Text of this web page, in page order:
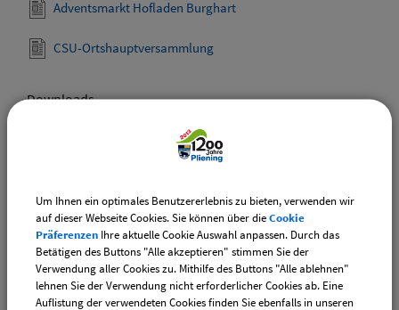
Adventsmarkt Hofladen Burghart
CSU-Ortshauptversammlung
Downloads
Den gewählten Termin als VCS-Kalenderdatei
downloaden
Drucken
Um Ihnen ein optimales Benutzererlebnis zu bieten, verwenden wir
auf dieser Webseite Cookies. Sie können über dieCookie
Präferenzen Ihre aktuelle Cookie Auswahl anpassen. Durch das
Betätigen des Buttons "Alle akzeptieren" stimmen Sie der
Verwendung aller Cookies zu. Mithilfe des Buttons "Alle ablehnen"
lehnen Sie der Verwendung nicht erforderlicher Cookies ab. Eine
Auflistung der verwendeten Cookies finden Sie ebenfalls in unseren